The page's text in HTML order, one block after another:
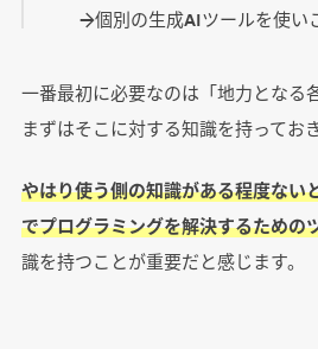
→個別の生成AIツールを使い
一番最初に必要なのは「地力となる
まずはそこに対する知識を持ってお
やはり使う側の知識がある程度ない
でプログラミングを解決するための
識を持つことが重要だと感じます。